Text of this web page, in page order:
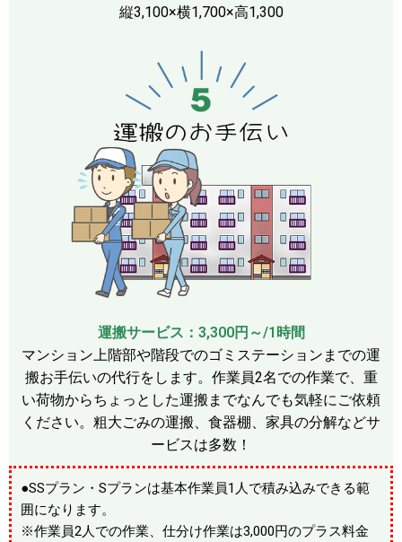
縦3,100×横1,700×高1,300
運搬サービス：3,300円～/1時間
マンション上階部や階段でのゴミステーションまでの運
搬お手伝いの代行をします。作業員2名での作業で、重
い荷物からちょっとした運搬までなんでも気軽にご依頼
ください。粗大ごみの運搬、食器棚、家具の分解などサ
ービスは多数！
●SSプラン・Sプランは基本作業員1人で積み込みできる範
囲になります。
※作業員2人での作業、仕分け作業は3,000円のプラス料金